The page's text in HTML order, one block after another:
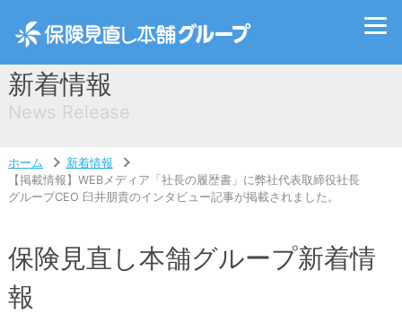
新着情報
News Release
ホーム
新着情報
【掲載情報】WEBメディア「社長の履歴書」に弊社代表取締役社長
グループCEO 臼井朋貴のインタビュー記事が掲載されました。
保険見直し本舗グループ新着情
報